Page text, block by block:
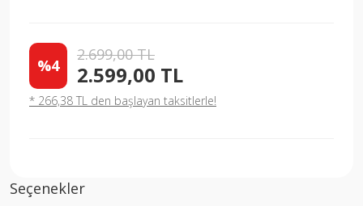
%4
2.699,00 TL
2.599,00 TL
* 266,38 TL den başlayan taksitlerle!
Seçenekler